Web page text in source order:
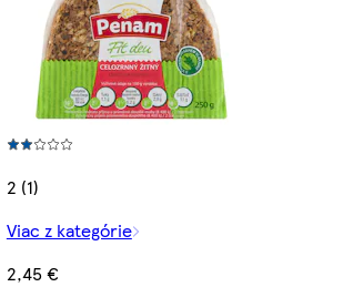
2 (1)
Viac z kategórie
2,45 €